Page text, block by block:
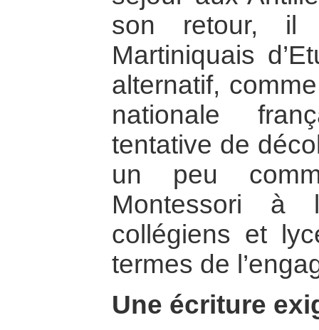
son retour, il
Martiniquais
alternatif,
nationale
tentative de
un peu
Montessori à
collégiens et
termes de
Une écriture